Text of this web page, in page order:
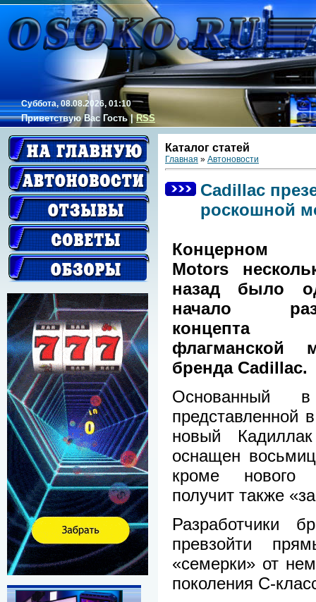
Суббота, 08.08.2026, 01:10
Приветствую Вас Гость|RSS
Каталог статей
Главная » Автоновости
Cadillac
роскошной
Концерном
Motors
назад было
начало
концепта
флагманской
бренда Cadillac.
Основанный
представленной
новый
оснащен
кроме нового
получит также
Разработчики
превзойти
«семерки» от
поколения С-